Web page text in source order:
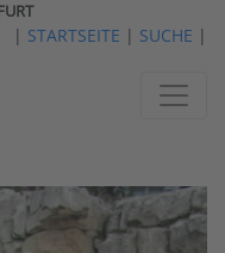
| STARTSEITE | SUCHE |